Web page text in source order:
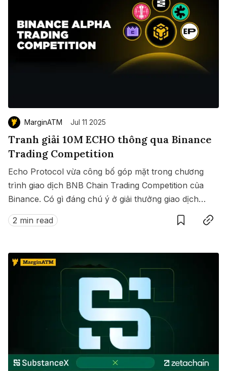
MarginATM Jul 11 2025
Tranh giải 10M ECHO thông qua Binance
Trading Competition
Echo Protocol vừa công bố góp mặt trong chương
trình giao dịch BNB Chain Trading Competition của
Binance. Có gì đáng chú ý ở giải thưởng giao dịch
này?
2 min read
SaveCopy link